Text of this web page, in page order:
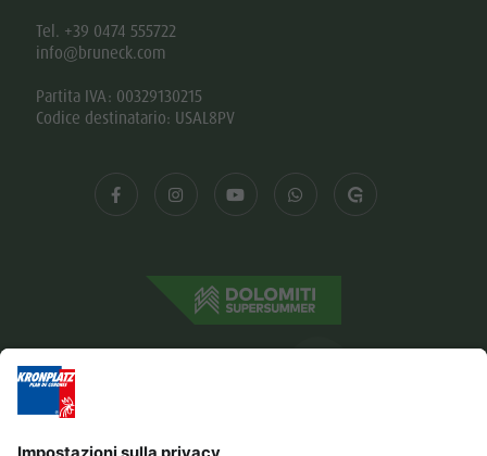
Tel. +39 0474 555722
info@bruneck.com
Partita IVA: 00329130215
Codice destinatario: USAL8PV